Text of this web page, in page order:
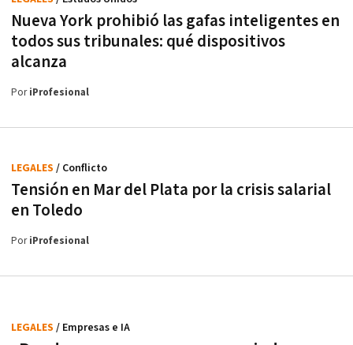
Nueva York prohibió las gafas inteligentes en
todos sus tribunales: qué dispositivos
alcanza
PoriProfesional
Tensión en Mar del Plata por la crisis salarial
en Toledo
LEGALES / Conflicto
PoriProfesional
LEGALES / Empresas e IA